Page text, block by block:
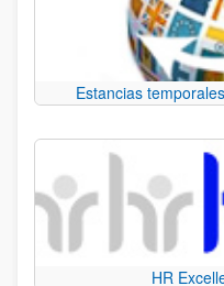
Estancias
HR